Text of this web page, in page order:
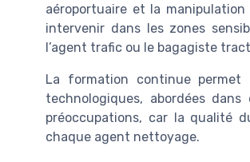
aéroportuaire et la
intervenir dans les zones
l’agent trafic ou le bagagiste
La formation continue permet
technologiques, abordées
préoccupations, car la qualité
chaque agent nettoyage.